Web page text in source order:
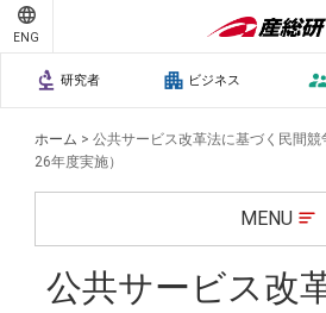
ENG
研究者 ビジネス
ホーム >公共サービス改革法に基づく民間
26年度実施）
MENU
公共サービス改